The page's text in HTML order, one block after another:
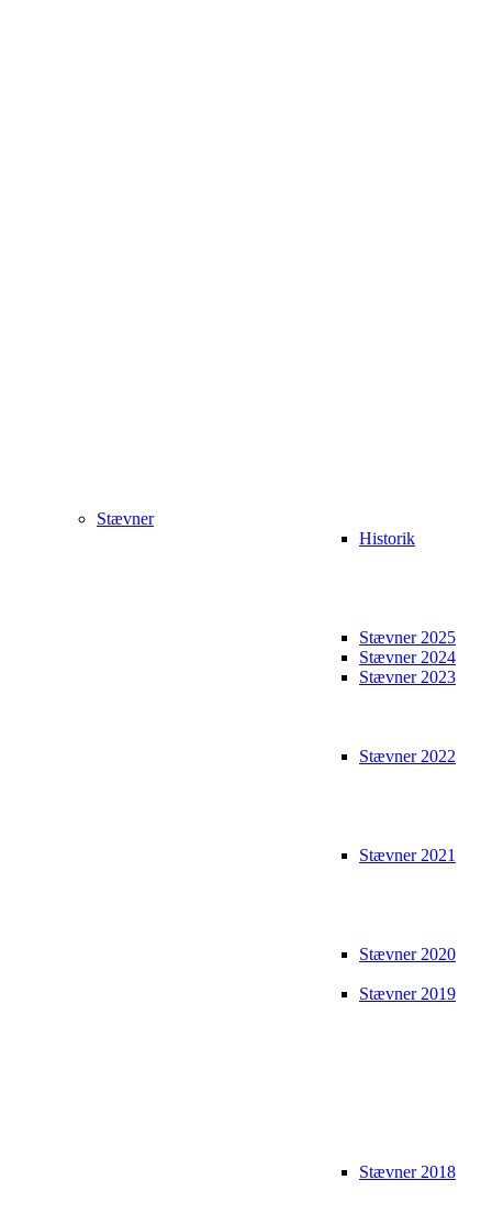
Stævner
Historik
Stævner 2025
Stævner 2024
Stævner 2023
Stævner 2022
Stævner 2021
Stævner 2020
Stævner 2019
Stævner 2018